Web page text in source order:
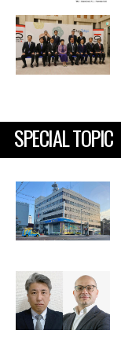
SPECIAL TOPIC